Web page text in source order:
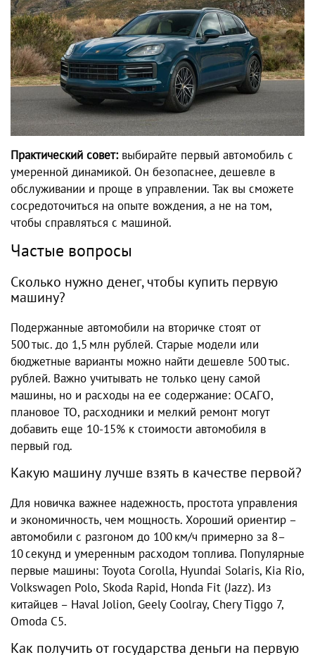
Практический совет: выбирайте первый автомобиль с
умеренной динамикой. Он безопаснее, дешевле в
обслуживании и проще в управлении. Так вы сможете
сосредоточиться на опыте вождения, а не на том,
чтобы справляться с машиной.
Частые вопросы
Сколько нужно денег, чтобы купить первую
машину?
Подержанные автомобили на вторичке стоят от
500 тыс. до 1,5 млн рублей. Старые модели или
бюджетные варианты можно найти дешевле 500 тыс.
рублей. Важно учитывать не только цену самой
машины, но и расходы на ее содержание: ОСАГО,
плановое ТО, расходники и мелкий ремонт могут
добавить еще 10-15% к стоимости автомобиля в
первый год.
Какую машину лучше взять в качестве первой?
Для новичка важнее надежность, простота управления
и экономичность, чем мощность. Хороший ориентир –
автомобили с разгоном до 100 км/ч примерно за 8–
10 секунд и умеренным расходом топлива. Популярные
первые машины: Toyota Corolla, Hyundai Solaris, Kia Rio,
Volkswagen Polo, Skoda Rapid, Honda Fit (Jazz). Из
китайцев – Haval Jolion, Geely Coolray, Chery Tiggo 7,
Omoda C5.
Как получить от государства деньги на первую